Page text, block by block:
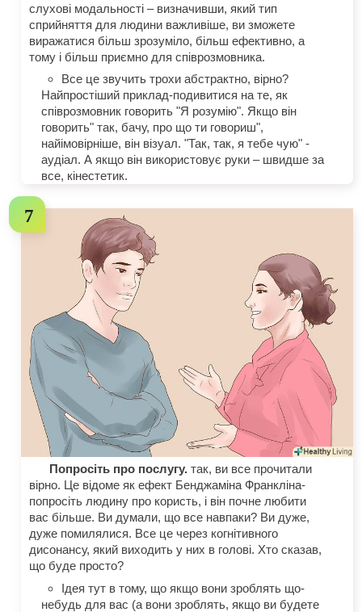
слухові модальності – визначивши, який тип
сприйняття для людини важливіше, ви зможете
виражатися більш зрозуміло, більш ефективно, а
тому і більш приємно для співрозмовника.
Все це звучить трохи абстрактно, вірно?
Найпростіший приклад-подивитися на те, як
співрозмовник говорить "Я розумію". Якщо він
говорить" так, бачу, про що ти говориш",
найімовірніше, він візуал. "Так, так, я тебе чую" -
аудіал. А якщо він використовує руки – швидше за
все, кінестетик.
Попросіть про послугу. так, ви все прочитали
вірно. Це відоме як ефект Бенджаміна Франкліна-
попросіть людину про користь, і він почне любити
вас більше. Ви думали, що все навпаки? Ви дуже,
дуже помилялися. Все це через когнітивного
дисонансу, який виходить у них в голові. Хто сказав,
що буде просто?
Ідея тут в тому, що якщо вони зроблять що-
небудь для вас (а вони зроблять, якщо ви будете